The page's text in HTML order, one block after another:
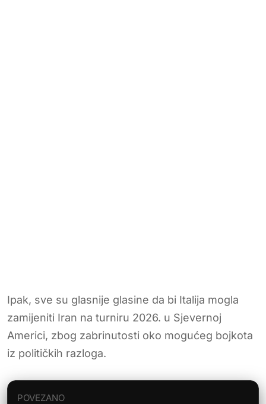
Ipak, sve su glasnije glasine da bi Italija mogla
zamijeniti Iran na turniru 2026. u Sjevernoj
Americi, zbog zabrinutosti oko mogućeg bojkota
iz političkih razloga.
POVEZANO